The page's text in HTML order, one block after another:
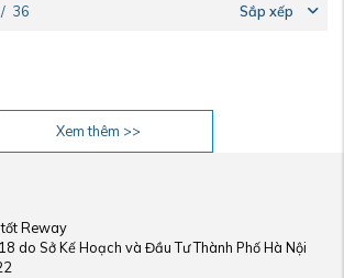
/ 36 Sắp xếp
Xem thêm >>
Reway
do Sở Kế Hoạch và Đầu Tư Thành Phố Hà Nội